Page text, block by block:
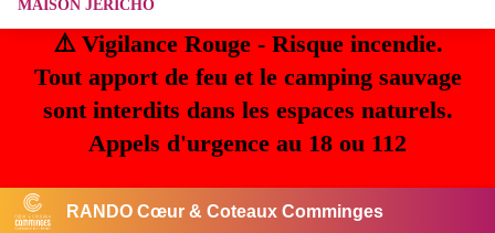
⚠️ Vigilance Rouge - Risque incendie.
Tout apport de feu et le camping sauvage
sont interdits dans les espaces naturels.
Appels d'urgence au 18 ou 112
RANDO Cœur & Coteaux Comminges
MAISON JÉRICHO